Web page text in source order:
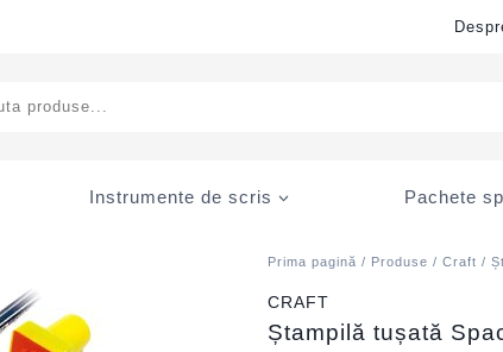
Instrumente de scris Pachete
Prima pagină / Produse /Craft /
CRAFT
Ștampilă tușată